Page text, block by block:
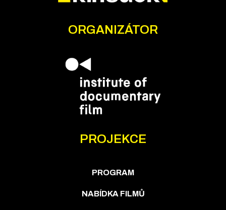
ORGANIZÁTOR
PROJEKCE
PROGRAM
NABÍDKA FILMŮ